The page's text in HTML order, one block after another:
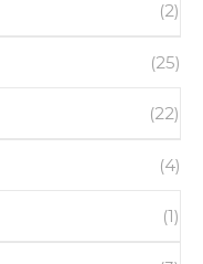
(2)
(25)
(22)
(4)
(1)